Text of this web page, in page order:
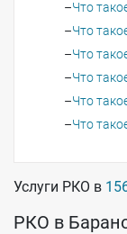
Что
Что
Что
Что
Что
Что
Услуги РКО в
РКО в